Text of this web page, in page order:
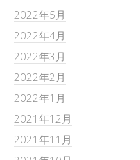
2022年5月
2022年4月
2022年3月
2022年2月
2022年1月
2021年12月
2021年11月